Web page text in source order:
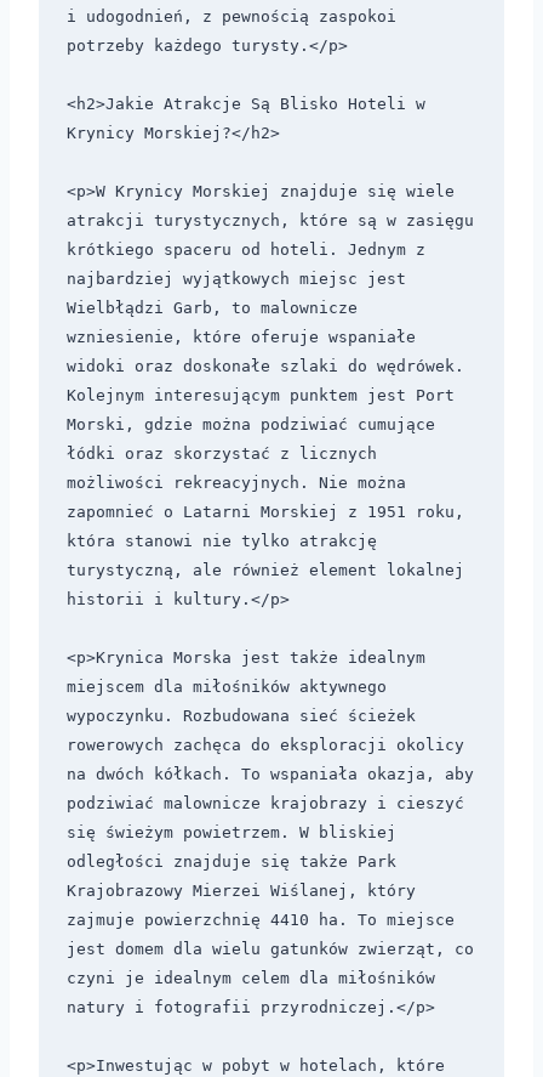
i udogodnień, z pewnością zaspokoi
potrzeby każdego turysty.</p>
<h2>Jakie Atrakcje Są Blisko Hoteli w
Krynicy Morskiej?</h2>
<p>W Krynicy Morskiej znajduje się wiele
atrakcji turystycznych, które są w zasięgu
krótkiego spaceru od hoteli. Jednym z
najbardziej wyjątkowych miejsc jest
Wielbłądzi Garb, to malownicze
wzniesienie, które oferuje wspaniałe
widoki oraz doskonałe szlaki do wędrówek.
Kolejnym interesującym punktem jest Port
Morski, gdzie można podziwiać cumujące
łódki oraz skorzystać z licznych
możliwości rekreacyjnych. Nie można
zapomnieć o Latarni Morskiej z 1951 roku,
która stanowi nie tylko atrakcję
turystyczną, ale również element lokalnej
historii i kultury.</p>
<p>Krynica Morska jest także idealnym
miejscem dla miłośników aktywnego
wypoczynku. Rozbudowana sieć ścieżek
rowerowych zachęca do eksploracji okolicy
na dwóch kółkach. To wspaniała okazja, aby
podziwiać malownicze krajobrazy i cieszyć
się świeżym powietrzem. W bliskiej
odległości znajduje się także Park
Krajobrazowy Mierzei Wiślanej, który
zajmuje powierzchnię 4410 ha. To miejsce
jest domem dla wielu gatunków zwierząt, co
czyni je idealnym celem dla miłośników
natury i fotografii przyrodniczej.</p>
<p>Inwestując w pobyt w hotelach, które